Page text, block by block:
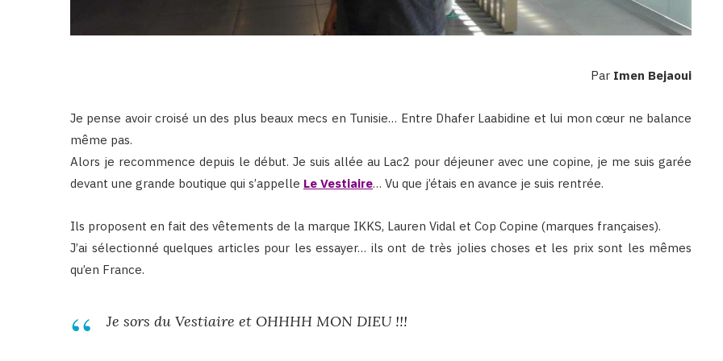
Par Imen Bejaoui
Je pense avoir croisé un des plus beaux mecs en Tunisie… Entre Dhafer Laabidine et lui mon cœur ne balance
même pas.
Alors je recommence depuis le début. Je suis allée au Lac2 pour déjeuner avec une copine, je me suis garée
devant une grande boutique qui s’appelle Le Vestiaire… Vu que j’étais en avance je suis rentrée.
Ils proposent en fait des vêtements de la marque IKKS, Lauren Vidal et Cop Copine (marques françaises).
J’ai sélectionné quelques articles pour les essayer… ils ont de très jolies choses et les prix sont les mêmes
qu’en France.
Je sors du Vestiaire et OHHHH MON DIEU !!!